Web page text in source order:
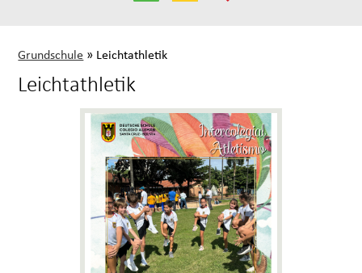
Grundschule » Leichtathletik
Leichtathletik